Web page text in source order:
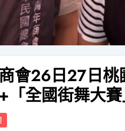
會26日27日
「全國街舞大